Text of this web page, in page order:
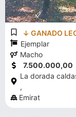
↓ GANADO
Ejemplar
Macho
7.500.000,00
La dorada
,
Emirat